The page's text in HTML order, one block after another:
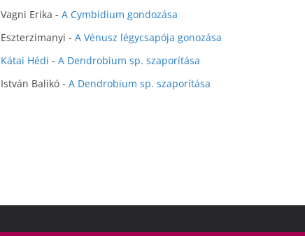
Vagni Erika - A Cymbidium gondozása
Eszterzimanyi - A Vénusz légycsapója gonozása
Kátai Hédi - A Dendrobium sp. szaporítása
István Balikó - A Dendrobium sp. szaporítása